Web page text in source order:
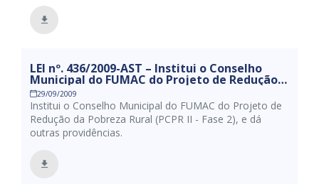
LEI nº. 436/2009-AST – Institui o Conselho
Municipal do FUMAC do Projeto de Redução
da Pobreza Rural (PCPR II – Fase 2), e dá
outras providências.
29/09/2009
Institui o Conselho Municipal do FUMAC do Projeto de
Redução da Pobreza Rural (PCPR II - Fase 2), e dá
outras providências.